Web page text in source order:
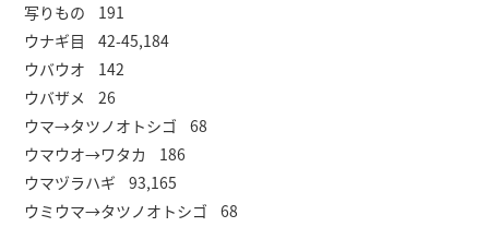
写りもの 191
ウナギ目 42-45,184
ウバウオ 142
ウバザメ 26
ウマ→タツノオトシゴ 68
ウマウオ→ワタカ 186
ウマヅラハギ 93,165
ウミウマ→タツノオトシゴ 68